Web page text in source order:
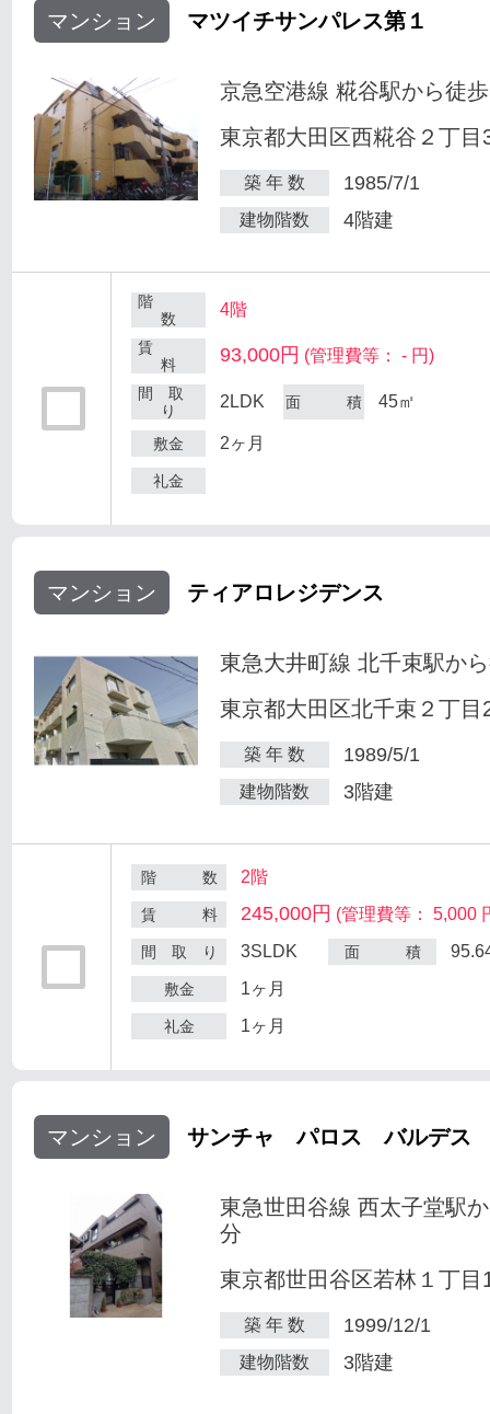
マンション マツイチサンパレス第１
京急空港線 糀谷駅から徒
東京都大田区西糀谷２丁目
築 年 数 1985/7/1
建物階数 4階建
階
数
4階
賃
料
93,000円 (管理費等： - 円)
間 取
り
2LDK 面 積 45㎡
敷金 2ヶ月
礼金
マンション ティアロレジデンス
東急大井町線 北千束駅か
東京都大田区北千束２丁目
築 年 数 1989/5/1
建物階数 3階建
階 数 2階
賃 料 245,000円 (管理費等： 5,000
間 取 り 3SLDK 面 積
敷金 1ヶ月
礼金 1ヶ月
マンション サンチャ パロス バルデス
東急世田谷線 西太子堂駅
分
東京都世田谷区若林１丁目
築 年 数 1999/12/1
建物階数 3階建